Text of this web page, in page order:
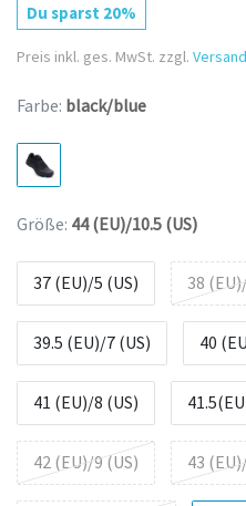
Du sparst 20%
Preis inkl. ges. MwSt. zzgl.
Farbe: black/blue
Größe: 44 (EU)/10.5 (US)
37 (EU)/5 (US) 38
39.5 (EU)/7 (US) 40
41 (EU)/8 (US)
42 (EU)/9 (US) 43